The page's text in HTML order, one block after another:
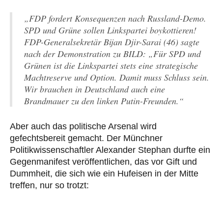
„FDP fordert Konsequenzen nach Russland-Demo.
SPD und Grüne sollen Linkspartei boykottieren!
FDP-Generalsekretär Bijan Djir-Sarai (46) sagte
nach der Demonstration zu BILD: „Für SPD und
Grünen ist die Linkspartei stets eine strategische
Machtreserve und Option. Damit muss Schluss sein.
Wir brauchen in Deutschland auch eine
Brandmauer zu den linken Putin-Freunden.“
Aber auch das politische Arsenal wird
gefechtsbereit gemacht. Der Münchner
Politikwissenschaftler Alexander Stephan durfte ein
Gegenmanifest veröffentlichen, das vor Gift und
Dummheit, die sich wie ein Hufeisen in der Mitte
treffen, nur so trotzt: